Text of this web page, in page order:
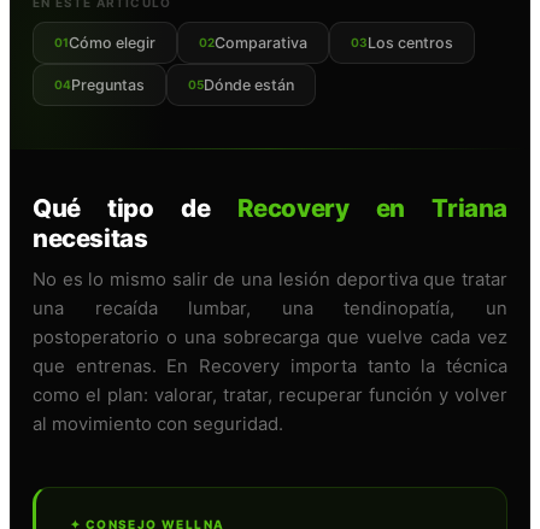
01Cómo elegir 02Comparativa 03Los centros
04Preguntas 05Dónde están
Qué tipo de Recovery en Triana
necesitas
No es lo mismo salir de una lesión deportiva que tratar
una recaída lumbar, una tendinopatía, un
postoperatorio o una sobrecarga que vuelve cada vez
que entrenas. En Recovery importa tanto la técnica
como el plan: valorar, tratar, recuperar función y volver
al movimiento con seguridad.
✦ CONSEJO WELLNA